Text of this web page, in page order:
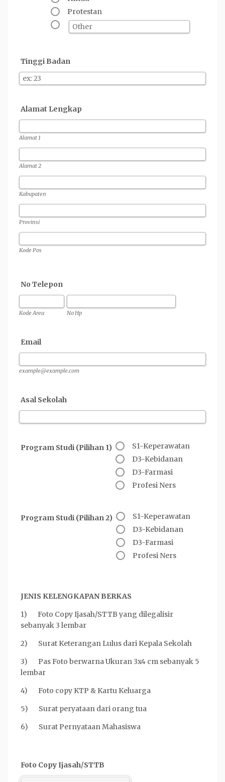
Protestan
Tinggi Badan
Alamat Lengkap
Alamat 1
Alamat 2
Kabupaten
Provinsi
Kode Pos
No Telepon
Kode Area No Hp
Email
example@example.com
Asal Sekolah
Program Studi (Pilihan 1)
S1-Keperawatan
D3-Kebidanan
D3-Farmasi
Profesi Ners
Program Studi (Pilihan 2)
S1-Keperawatan
D3-Kebidanan
D3-Farmasi
Profesi Ners
JENIS KELENGKAPAN BERKAS
1) Foto Copy Ijasah/STTB yang dilegalisir
sebanyak 3 lembar
2) Surat Keterangan Lulus dari Kepala Sekolah
3) Pas Foto berwarna Ukuran 3x4 cm sebanyak 5
lembar
4) Foto copy KTP & Kartu Keluarga
5) Surat peryataan dari orang tua
6) Surat Pernyataan Mahasiswa
Foto Copy Ijasah/STTB